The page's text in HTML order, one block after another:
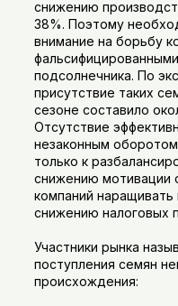
снижению
38%. Поэтому
внимание на борьбу
подсолнечника. По
присутствие таких
сезоне составило
Отсутствие
незаконным
только к
снижению мотивации
компаний
снижению налоговых
Участники рынка
поступления семян
происхождения: